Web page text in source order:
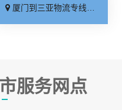
厦门到三亚物流专线_全境配送「省事省心」
服务网点